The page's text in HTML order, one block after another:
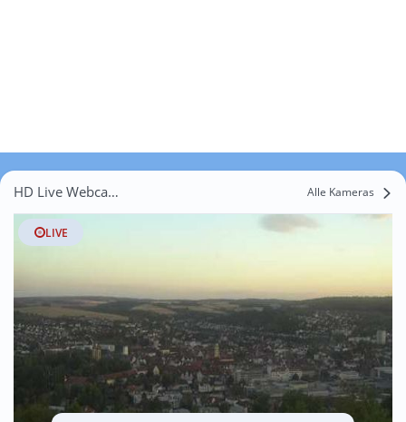
HD Live Webcams Weltersberg Alle Kameras
LIVE